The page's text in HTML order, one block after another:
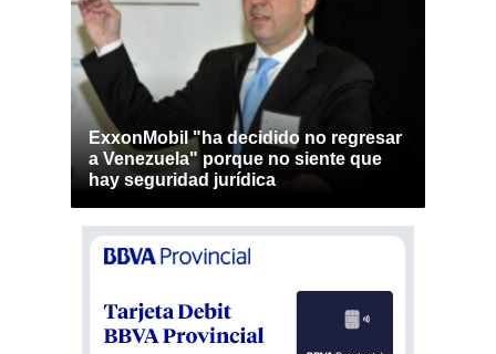
ExxonMobil "ha decidido no regresar
a Venezuela" porque no siente que
hay seguridad jurídica